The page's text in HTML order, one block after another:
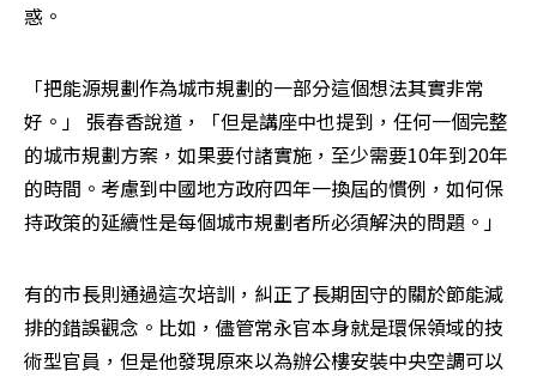
惑。
「把能源規劃作為城市規劃的一部分這個想法其實非常
好。」 張春香說道，「但是講座中也提到，任何一個完整
的城市規劃方案，如果要付諸實施，至少需要10年到20年
的時間。考慮到中國地方政府四年一換屆的慣例，如何保
持政策的延續性是每個城市規劃者所必須解決的問題。」
有的市長則通過這次培訓，糾正了長期固守的關於節能減
排的錯誤觀念。比如，儘管常永官本身就是環保領域的技
術型官員，但是他發現原來以為辦公樓安裝中央空調可以